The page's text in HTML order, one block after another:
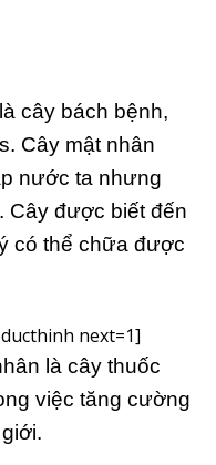
cây bách bệnh,
Cây mật nhân
nước ta nhưng
Cây được biết đến
có thể chữa được
next=1]
là cây thuốc
việc tăng cường